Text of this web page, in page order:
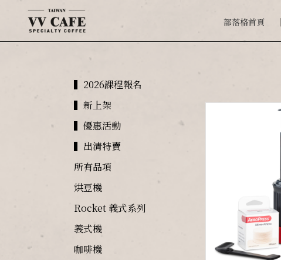
部落格首頁
▍2026課程報名
▍新上架
▍優惠活動
▍出清特賣
所有品項
烘豆機
Rocket 義式系列
義式機
咖啡機